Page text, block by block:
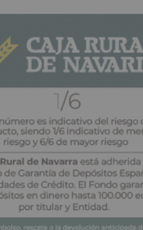
Día Alpa de Huarte-Fénix Fisio Rehab